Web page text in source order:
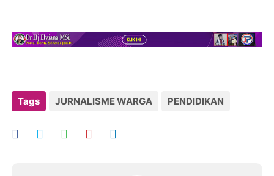
Tags JURNALISME WARGA PENDIDIKAN